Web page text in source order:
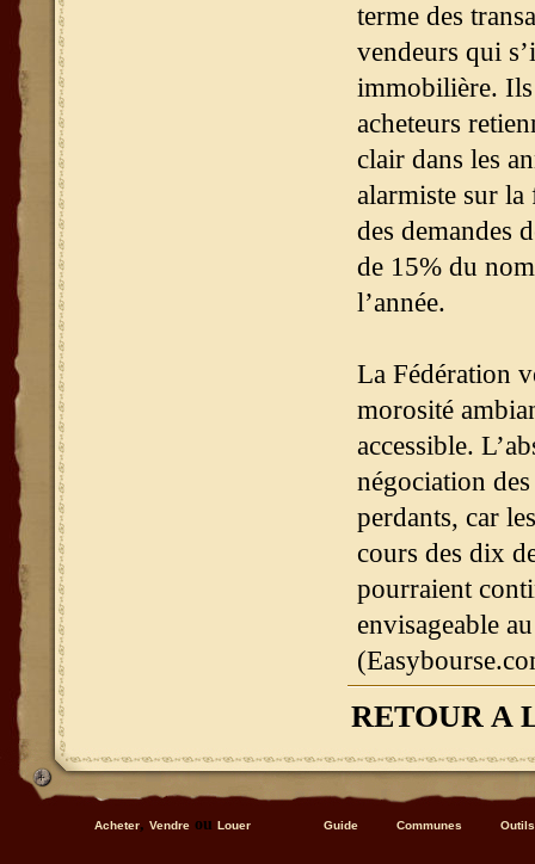
terme des
vendeurs qui
immobilière. Ils
acheteurs
clair dans les
alarmiste sur la
des demandes
de 15% du
l’année.
La Fédération
morosité
accessible.
négociation
perdants, car
cours des dix
pourraient
envisageable
RETOUR A
Acheter,Vendre ouLouer Guide Communes Outils